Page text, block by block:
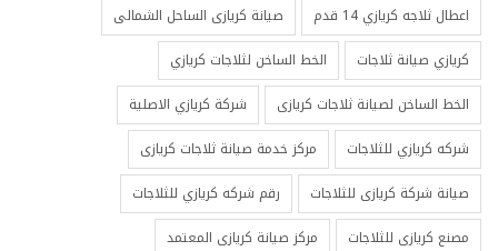
اعطال ثلاجه كريازي 14 قدم
صيانة كريازى الساحل الشمالى
كريازي صيانة ثلاجات
الخط الساخن لثلاجات كريازي
الخط الساخن لصيانة ثلاجات كريازى
شركة كريازي الاصلية
شركه كريازي للثلاجات
مركز خدمة صيانة ثلاجات كريازى
صيانة شركة كريازى للثلاجات
رقم شركه كريازي للثلاجات
مصنع كريازى للثلاجات
مركز صيانة كريازى المعتمد